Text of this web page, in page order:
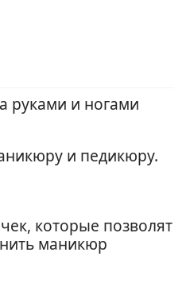
руками и ногами
и педикюру.
которые позволят
маникюр